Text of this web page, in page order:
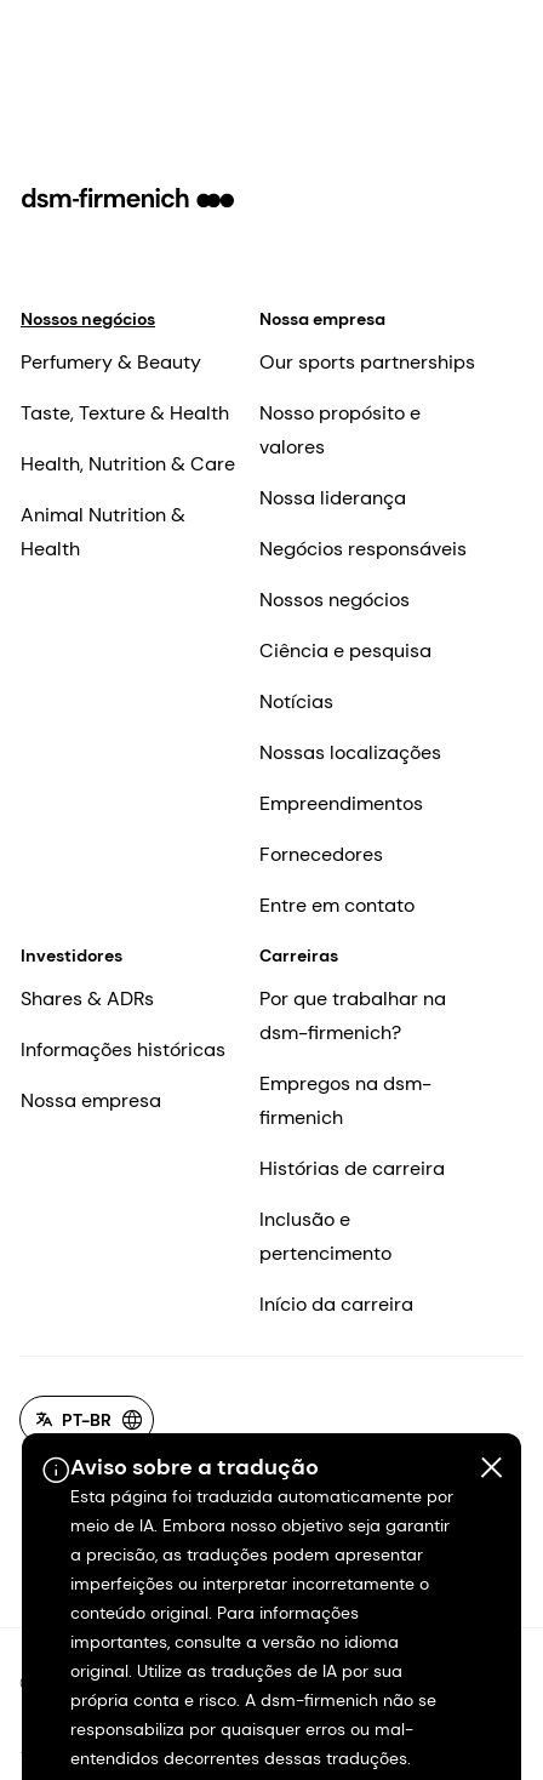
Aviso sobre a tradução
Esta página foi traduzida automaticamente por
meio de IA. Embora nosso objetivo seja garantir
a precisão, as traduções podem apresentar
imperfeições ou interpretar incorretamente o
conteúdo original. Para informações
importantes, consulte a versão no idioma
original. Utilize as traduções de IA por sua
própria conta e risco. A dsm-firmenich não se
responsabiliza por quaisquer erros ou mal-
entendidos decorrentes dessas traduções.
Nossos negócios
Perfumery & Beauty
Taste, Texture & Health
Health, Nutrition & Care
Animal Nutrition &
Health
Nossa empresa
Our sports partnerships
Nosso propósito e
valores
Nossa liderança
Negócios responsáveis
Nossos negócios
Ciência e pesquisa
Notícias
Nossas localizações
Empreendimentos
Fornecedores
Entre em contato
Investidores
Shares & ADRs
Informações históricas
Nossa empresa
Carreiras
Por que trabalhar na
dsm-firmenich?
Empregos na dsm-
firmenich
Histórias de carreira
Inclusão e
pertencimento
Início da carreira
PT-BR
©2026 dsm-firmenich. Todos os direitos reservados.
Aviso de privacidade